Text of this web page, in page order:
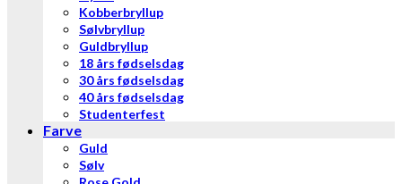
Kobberbryllup
Sølvbryllup
Guldbryllup
18 års fødselsdag
30 års fødselsdag
40 års fødselsdag
Studenterfest
Farve
Guld
Sølv